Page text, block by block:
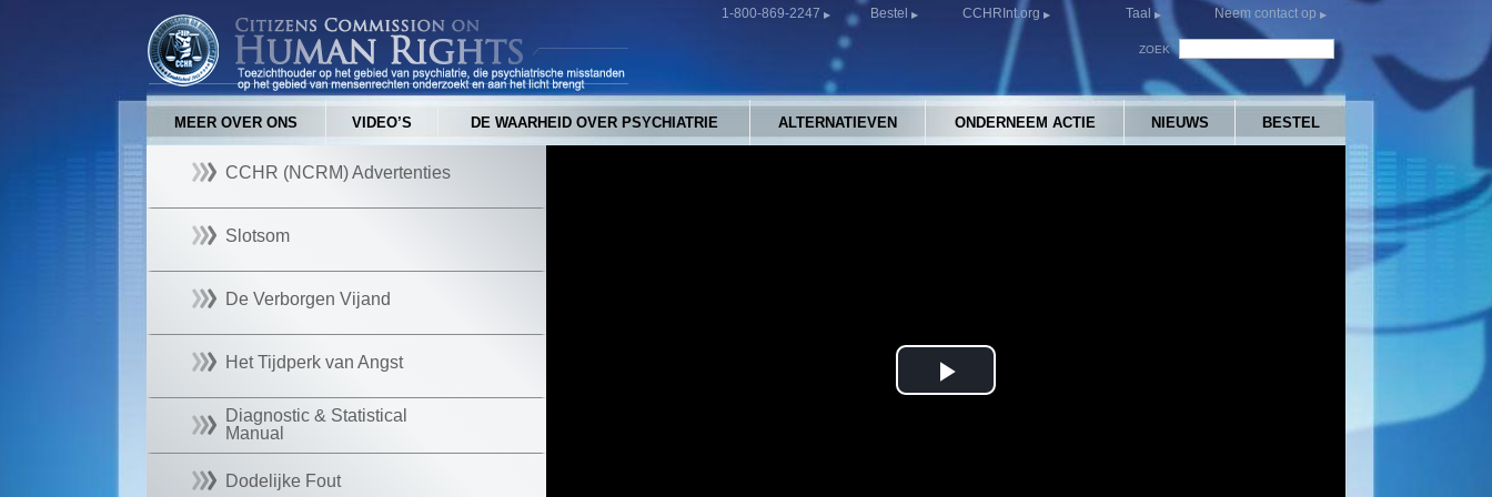
1-800-869-2247 Bestel CCHRInt.org Taal Neem contact op
ZOEK
MEER OVER ONS VIDEO’S DE WAARHEID OVER PSYCHIATRIE ALTERNATIEVEN ONDERNEEM ACTIE NIEUWS BESTEL
CCHR (NCRM) Advertenties
Slotsom
De Verborgen Vijand
Het Tijdperk van Angst
Diagnostic & Statistical
Manual
Dodelijke Fout
Play